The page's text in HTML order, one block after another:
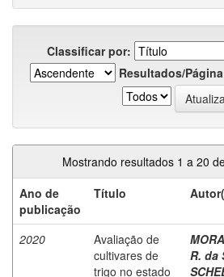
Classificar por:
Resultados/Página
Mostrando resultados 1 a 20
Ano de
publicação
Título
2020
Avaliação de
cultivares de
trigo no estado
R. da